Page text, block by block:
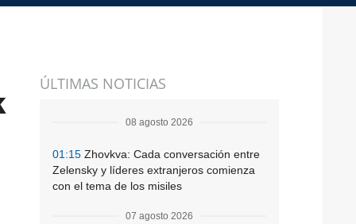
Suscripción
ÚLTIMAS NOTICIAS
08 agosto 2026
01:15 Zhovkva: Cada conversación entre
Zelensky y líderes extranjeros comienza
con el tema de los misiles
07 agosto 2026